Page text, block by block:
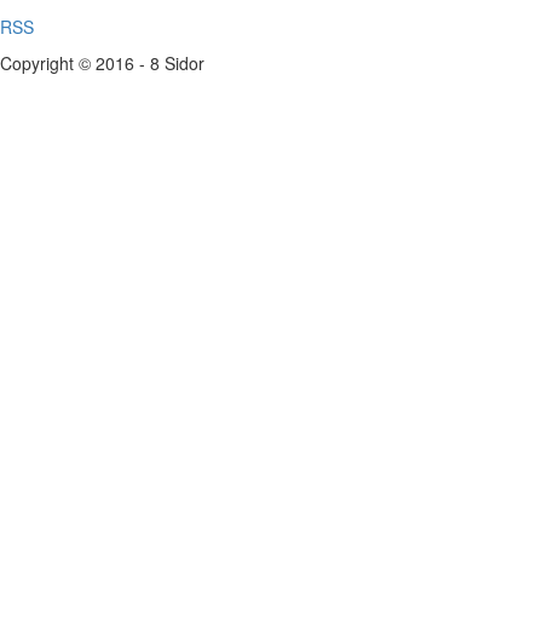
RSS
Copyright © 2016 - 8 Sidor